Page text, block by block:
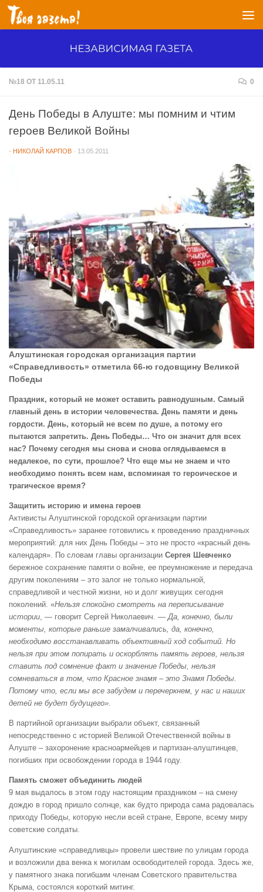
Перейти к содержимому
№18 ОТ 11.05.11 0
День Победы в Алуште: мы помним и чтим
героев Великой Войны
- НИКОЛАЙ КАРПОВ · 13.05.2011
Алуштинская городская организация партии
«Справедливость» отметила 66-ю годовщину Великой
Победы
Праздник, который не может оставить равнодушным. Самый
главный день в истории человечества. День памяти и день
гордости. День, который не всем по душе, а потому его
пытаются запретить. День Победы… Что он значит для всех
нас? Почему сегодня мы снова и снова оглядываемся в
недалекое, по сути, прошлое? Что еще мы не знаем и что
необходимо понять всем нам, вспоминая то героическое и
трагическое время?
Защитить историю и имена героев
Активисты Алуштинской городской организации партии
«Справедливость» заранее готовились к проведению праздничных
мероприятий: для них День Победы – это не просто «красный день
календаря». По словам главы организации Сергея Шевченко
бережное сохранение памяти о войне, ее преумножение и передача
другим поколениям – это залог не только нормальной,
справедливой и честной жизни, но и долг живущих сегодня
поколений. «Нельзя спокойно смотреть на переписывание
истории, — говорит Сергей Николаевич. —Да, конечно, были
моменты, которые раньше замалчивались, да, конечно,
необходимо восстанавливать объективный ход событий. Но
нельзя при этом попирать и оскорблять память героев, нельзя
ставить под сомнение факт и значение Победы, нельзя
сомневаться в том, что Красное знамя – это Знамя Победы.
Потому что, если мы все забудем и перечеркнем, у нас и наших
детей не будет будущего».
В партийной организации выбрали объект, связанный
непосредственно с историей Великой Отечественной войны в
Алуште – захоронение красноармейцев и партизан-алуштинцев,
погибших при освобождении города в 1944 году.
Память сможет объединить людей
9 мая выдалось в этом году настоящим праздником – на смену
дождю в город пришло солнце, как будто природа сама радовалась
приходу Победы, которую несли всей стране, Европе, всему миру
советские солдаты.
Алуштинские «справедливцы» провели шествие по улицам города
и возложили два венка к могилам освободителей города. Здесь же,
у памятного знака погибшим членам Советского правительства
Крыма, состоялся короткий митинг.